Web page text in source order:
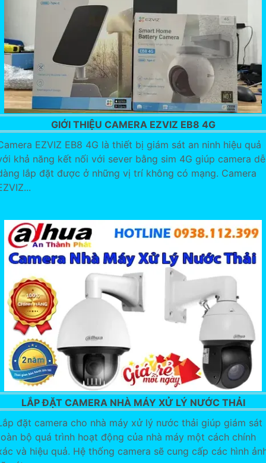
GIỚI THIỆU CAMERA EZVIZ EB8 4G
EZVIZ EB8 4G là thiết bị giám sát an ninh hiệu quả
khả năng kết nối với sever bằng sim 4G giúp camera dễ
lắp đặt được ở những vị trí không có mạng. Camera
LẮP ĐẶT CAMERA NHÀ MÁY XỬ LÝ NƯỚC THẢI
đặt camera cho nhà máy xử lý nước thải giúp giám sát
bộ quá trình hoạt động của nhà máy một cách chính
và hiệu quả. Hệ thống camera sẽ cung cấp các hình